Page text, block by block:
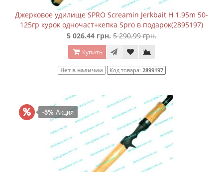
Джерковое удилище SPRO Screamin Jerkbait H 1.95m 50-
125гр курок одночаст+кепка Spro в подарок(2895197)
5 026.44 грн. 5 290.99 грн.
Купить
Нет в наличии Код товара: 2899197
-5% Акция